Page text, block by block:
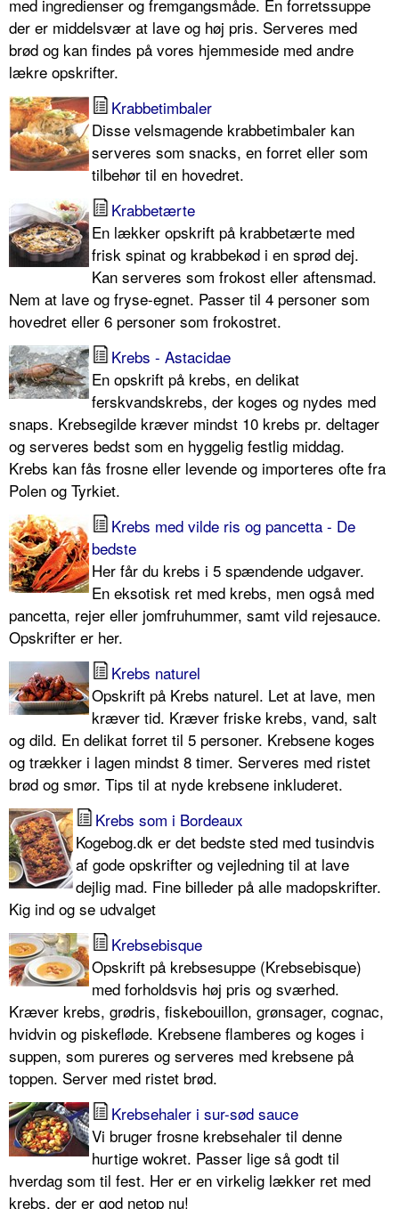
med ingredienser og fremgangsmåde. En forretssuppe
der er middelsvær at lave og høj pris. Serveres med
brød og kan findes på vores hjemmeside med andre
lækre opskrifter.
Krabbetimbaler
Disse velsmagende krabbetimbaler kan
serveres som snacks, en forret eller som
tilbehør til en hovedret.
Krabbetærte
En lækker opskrift på krabbetærte med
frisk spinat og krabbekød i en sprød dej.
Kan serveres som frokost eller aftensmad.
Nem at lave og fryse-egnet. Passer til 4 personer som
hovedret eller 6 personer som frokostret.
Krebs - Astacidae
En opskrift på krebs, en delikat
ferskvandskrebs, der koges og nydes med
snaps. Krebsegilde kræver mindst 10 krebs pr. deltager
og serveres bedst som en hyggelig festlig middag.
Krebs kan fås frosne eller levende og importeres ofte fra
Polen og Tyrkiet.
Krebs med vilde ris og pancetta - De
bedste
Her får du krebs i 5 spændende udgaver.
En eksotisk ret med krebs, men også med
pancetta, rejer eller jomfruhummer, samt vild rejesauce.
Opskrifter er her.
Krebs naturel
Opskrift på Krebs naturel. Let at lave, men
kræver tid. Kræver friske krebs, vand, salt
og dild. En delikat forret til 5 personer. Krebsene koges
og trækker i lagen mindst 8 timer. Serveres med ristet
brød og smør. Tips til at nyde krebsene inkluderet.
Krebs som i Bordeaux
Kogebog.dk er det bedste sted med tusindvis
af gode opskrifter og vejledning til at lave
dejlig mad. Fine billeder på alle madopskrifter.
Kig ind og se udvalget
Krebsebisque
Opskrift på krebsesuppe (Krebsebisque)
med forholdsvis høj pris og sværhed.
Kræver krebs, grødris, fiskebouillon, grønsager, cognac,
hvidvin og piskefløde. Krebsene flamberes og koges i
suppen, som pureres og serveres med krebsene på
toppen. Server med ristet brød.
Krebsehaler i sur-sød sauce
Vi bruger frosne krebsehaler til denne
hurtige wokret. Passer lige så godt til
hverdag som til fest. Her er en virkelig lækker ret med
krebs, der er god netop nu!